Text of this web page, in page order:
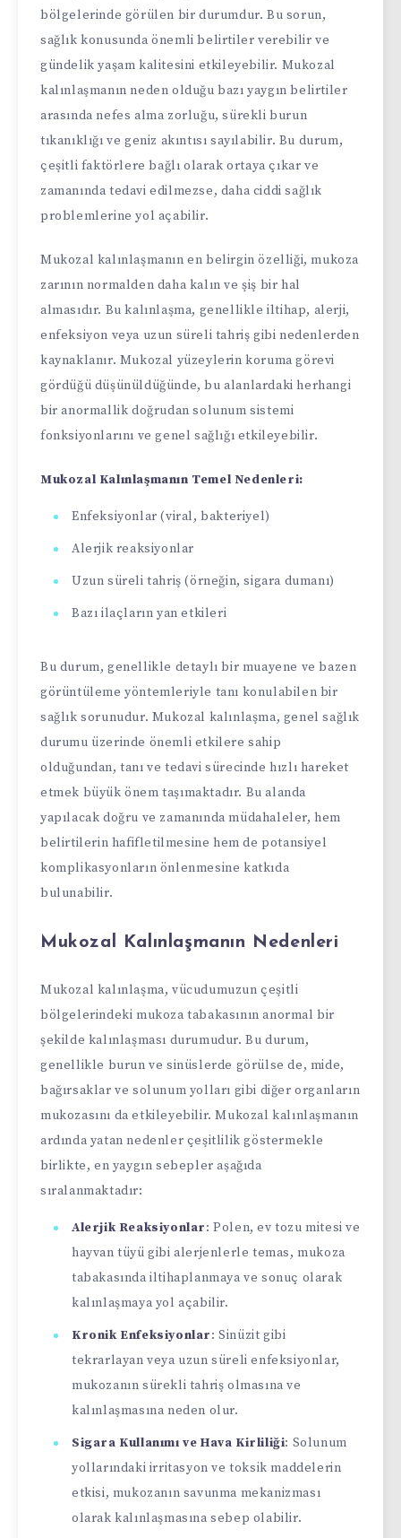
bölgelerinde görülen bir durumdur. Bu sorun,
sağlık konusunda önemli belirtiler verebilir ve
gündelik yaşam kalitesini etkileyebilir. Mukozal
kalınlaşmanın neden olduğu bazı yaygın belirtiler
arasında nefes alma zorluğu, sürekli burun
tıkanıklığı ve geniz akıntısı sayılabilir. Bu durum,
çeşitli faktörlere bağlı olarak ortaya çıkar ve
zamanında tedavi edilmezse, daha ciddi sağlık
problemlerine yol açabilir.
Mukozal kalınlaşmanın en belirgin özelliği, mukoza
zarının normalden daha kalın ve şiş bir hal
almasıdır. Bu kalınlaşma, genellikle iltihap, alerji,
enfeksiyon veya uzun süreli tahriş gibi nedenlerden
kaynaklanır. Mukozal yüzeylerin koruma görevi
gördüğü düşünüldüğünde, bu alanlardaki herhangi
bir anormallik doğrudan solunum sistemi
fonksiyonlarını ve genel sağlığı etkileyebilir.
Mukozal Kalınlaşmanın Temel Nedenleri:
Enfeksiyonlar (viral, bakteriyel)
Alerjik reaksiyonlar
Uzun süreli tahriş (örneğin, sigara dumanı)
Bazı ilaçların yan etkileri
Bu durum, genellikle detaylı bir muayene ve bazen
görüntüleme yöntemleriyle tanı konulabilen bir
sağlık sorunudur. Mukozal kalınlaşma, genel sağlık
durumu üzerinde önemli etkilere sahip
olduğundan, tanı ve tedavi sürecinde hızlı hareket
etmek büyük önem taşımaktadır. Bu alanda
yapılacak doğru ve zamanında müdahaleler, hem
belirtilerin hafifletilmesine hem de potansiyel
komplikasyonların önlenmesine katkıda
bulunabilir.
Mukozal Kalınlaşmanın Nedenleri
Mukozal kalınlaşma, vücudumuzun çeşitli
bölgelerindeki mukoza tabakasının anormal bir
şekilde kalınlaşması durumudur. Bu durum,
genellikle burun ve sinüslerde görülse de, mide,
bağırsaklar ve solunum yolları gibi diğer organların
mukozasını da etkileyebilir. Mukozal kalınlaşmanın
ardında yatan nedenler çeşitlilik göstermekle
birlikte, en yaygın sebepler aşağıda
sıralanmaktadır:
Alerjik Reaksiyonlar: Polen, ev tozu mitesi ve
hayvan tüyü gibi alerjenlerle temas, mukoza
tabakasında iltihaplanmaya ve sonuç olarak
kalınlaşmaya yol açabilir.
Kronik Enfeksiyonlar: Sinüzit gibi
tekrarlayan veya uzun süreli enfeksiyonlar,
mukozanın sürekli tahriş olmasına ve
kalınlaşmasına neden olur.
Sigara Kullanımı ve Hava Kirliliği: Solunum
yollarındaki irritasyon ve toksik maddelerin
etkisi, mukozanın savunma mekanizması
olarak kalınlaşmasına sebep olabilir.